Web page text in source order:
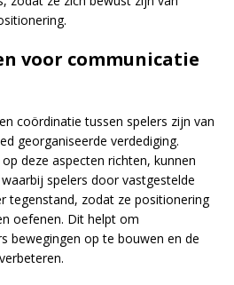
voor communicatie
coördinatie tussen spelers zijn van
georganiseerde verdediging.
deze aspecten richten, kunnen
spelers door vastgestelde
tegenstand, zodat ze positionering
oefenen. Dit helpt om
bewegingen op te bouwen en de